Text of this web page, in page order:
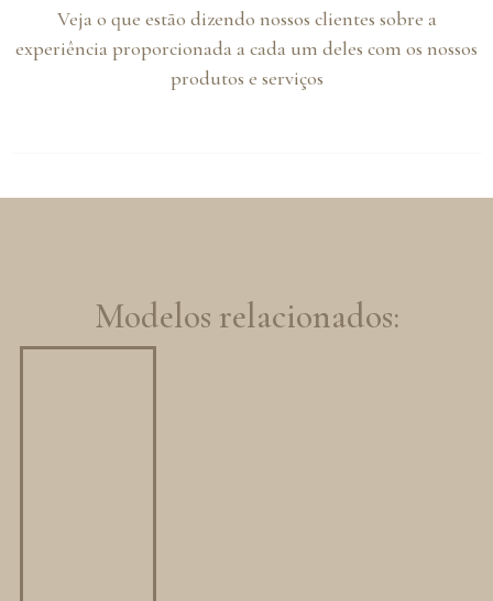
Veja o que estão dizendo nossos clientes sobre a
experiência proporcionada a cada um deles com os nossos
produtos e serviços
Modelos relacionados: